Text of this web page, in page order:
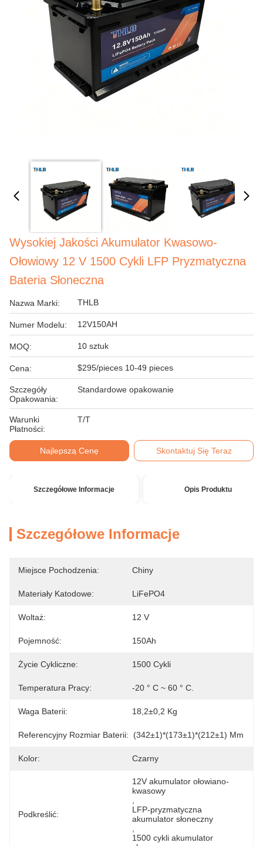
Wysokiej Jakości Akumulator Kwasowo-
Ołowiowy 12 V 1500 Cykli LFP Pryzmatyczna
Bateria Słoneczna
Nazwa Marki: THLB
Numer Modelu: 12V150AH
MOQ: 10 sztuk
Cena: $295/pieces 10-49 pieces
Szczegóły
Opakowania:
Standardowe opakowanie
Warunki
Płatności:
T/T
Najlepszą Cenę Skontaktuj Się Teraz
Szczegółowe Informacje Opis Produktu
Szczegółowe Informacje
Miejsce Pochodzenia: Chiny
Materiały Katodowe: LiFePO4
Woltaż: 12 V
Pojemność: 150Ah
Życie Cykliczne: 1500 Cykli
Temperatura Pracy: -20 ° C ~ 60 ° C.
Waga Baterii: 18,2±0,2 Kg
Referencyjny Rozmiar Baterii: (342±1)*(173±1)*(212±1) Mm
Kolor: Czarny
Podkreślić:
12V akumulator ołowiano-
kwasowy
LFP-pryzmatyczna
akumulator słoneczny
1500 cykli akumulator